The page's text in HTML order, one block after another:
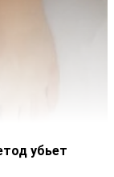
убьет